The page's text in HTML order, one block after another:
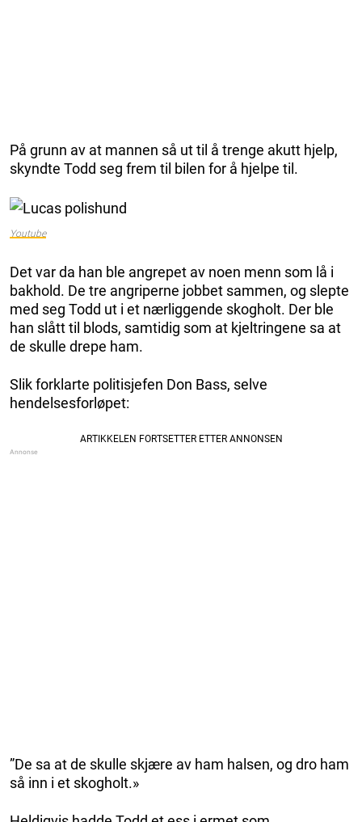
På grunn av at mannen så ut til å trenge akutt hjelp,
skyndte Todd seg frem til bilen for å hjelpe til.
Youtube
Det var da han ble angrepet av noen menn som lå i
bakhold. De tre angriperne jobbet sammen, og slepte
med seg Todd ut i et nærliggende skogholt. Der ble
han slått til blods, samtidig som at kjeltringene sa at
de skulle drepe ham.
Slik forklarte politisjefen Don Bass, selve
hendelsesforløpet:
”De sa at de skulle skjære av ham halsen, og dro ham
så inn i et skogholt.»